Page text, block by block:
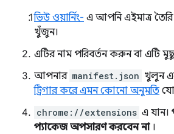
ভিউ ওয়ার্নিং- এ আপনি এইমাত্র
খুঁজুন।
এটির নাম পরিবর্তন করুন বা এটি
আপনার manifest.json খুলুন
ট্রিগার করে এমন কোনো অনুমতি
chrome://extensions এ যান।
প্যাকেজ অপসারণ করবেন না।